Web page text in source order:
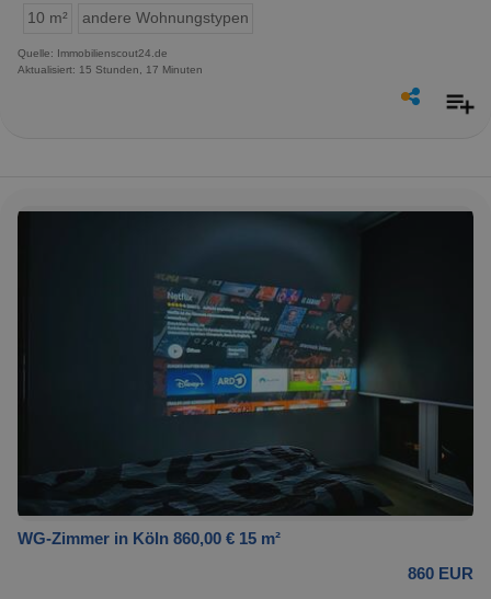
10 m²
andere Wohnungstypen
Quelle: Immobilienscout24.de
Aktualisiert: 15 Stunden, 17 Minuten
WG-Zimmer in Köln 860,00 € 15 m²
860 EUR